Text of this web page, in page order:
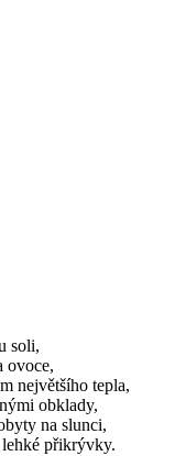
soli,
ovoce,
největšího tepla,
obklady,
na slunci,
přikrývky.